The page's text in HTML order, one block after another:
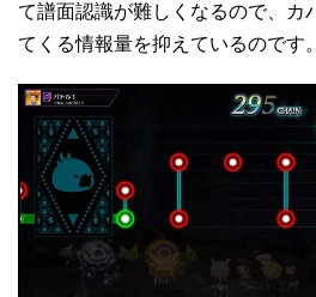
て譜面認識が難しくなるので、カ
てくる情報量を抑えているのです。